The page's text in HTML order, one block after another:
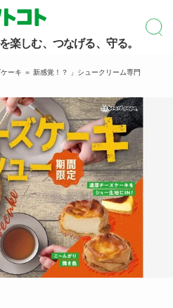
楽しむ、つなげる、守る。
ーキ ＝ 新感覚！？ 」シュークリーム専門